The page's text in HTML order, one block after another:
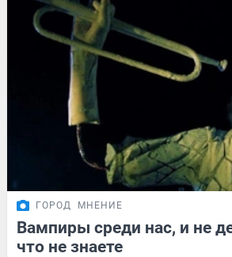
ГОРОД МНЕНИЕ
Вампиры среди нас, и не
что не знаете